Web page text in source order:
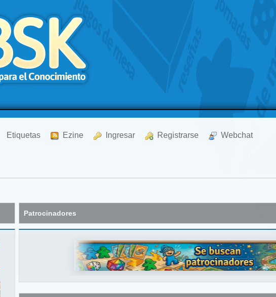
Etiquetas Ezine Ingresar Registrarse Webchat
Patrocinadores